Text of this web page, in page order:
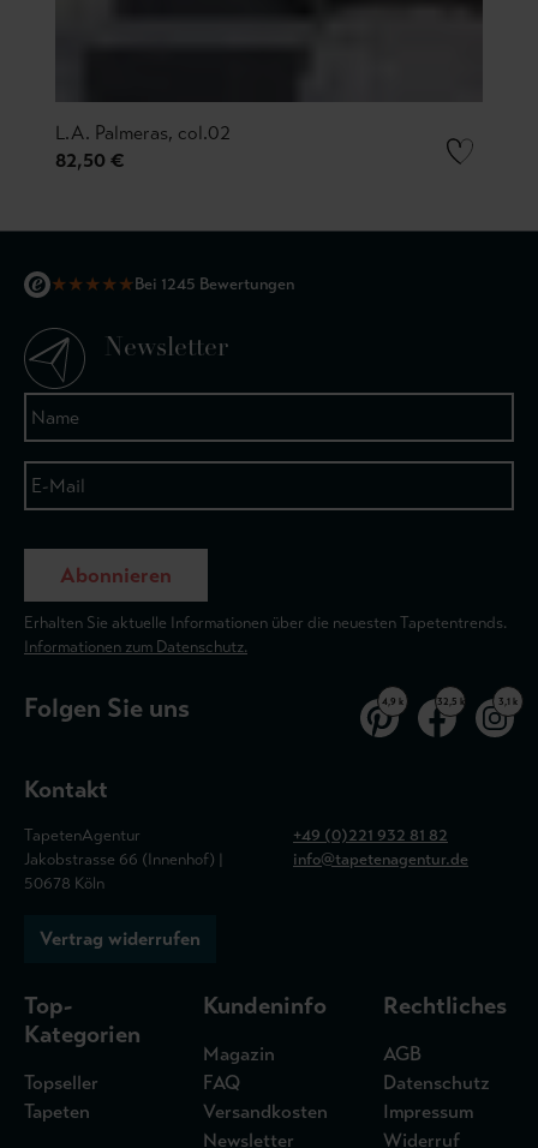
L.A. Palmeras, col.02
82,50 €
★★★★★Bei 1245 Bewertungen
Newsletter
Abonnieren
Erhalten Sie aktuelle Informationen über die neuesten Tapetentrends.
Informationen zum Datenschutz.
Folgen Sie uns 4,9 k 32,5 k 3,1 k
Kontakt
TapetenAgentur
Jakobstrasse 66 (Innenhof) |
50678 Köln
+49 (0)221 932 81 82
info@tapetenagentur.de
Vertrag widerrufen
Top-
Kategorien
Topseller
Tapeten
Kundeninfo
Magazin
FAQ
Versandkosten
Newsletter
Rechtliches
AGB
Datenschutz
Impressum
Widerruf